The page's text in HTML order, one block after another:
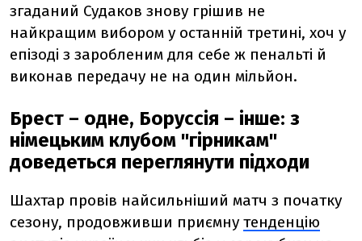
згаданий Судаков знову грішив не
найкращим вибором у останній третині, хоч у
епізоді з заробленим для себе ж пенальті й
виконав передачу не на один мільйон.
Брест – одне, Боруссія – інше: з
німецьким клубом "гірникам"
доведеться переглянути підходи
Шахтар провів найсильніший матч з початку
сезону, продовживши приємну тенденцію